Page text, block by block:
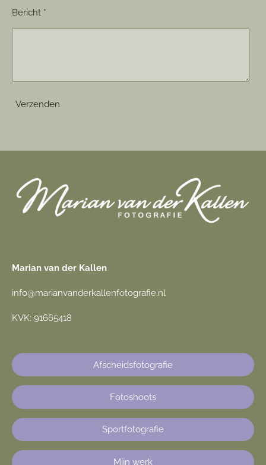
Bericht *
Verzenden
Marian van der Kallen
info@marianvanderkallenfotografie.nl
KVK: 91665418
Afscheidsfotografie
Fotoshoots
Sportfotografie
Mijn werk